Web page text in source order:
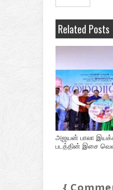
Related Posts
அஜயன் பாலா
படத்தின் இசை
{